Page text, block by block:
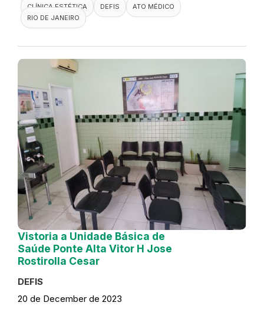
CLÍNICA ESTÉTICA
DEFIS
ATO MÉDICO
RIO DE JANEIRO
Vistoria a Unidade Básica de
Saúde Ponte Alta Vitor H Jose
Rostirolla Cesar
DEFIS
20 de December de 2023